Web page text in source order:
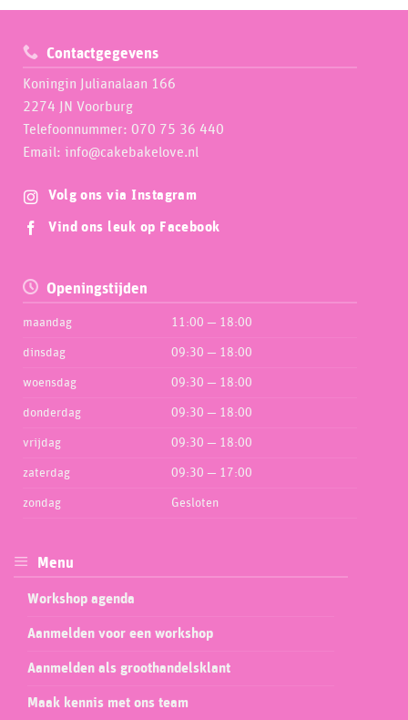
Contactgegevens
Koningin Julianalaan 166
2274 JN Voorburg
Telefoonnummer: 070 75 36 440
Email: info@cakebakelove.nl
Volg ons via Instagram
Vind ons leuk op Facebook
Openingstijden
maandag 11:00 — 18:00
dinsdag 09:30 — 18:00
woensdag 09:30 — 18:00
donderdag 09:30 — 18:00
vrijdag 09:30 — 18:00
zaterdag 09:30 — 17:00
zondag Gesloten
Menu
Workshop agenda
Aanmelden voor een workshop
Aanmelden als groothandelsklant
Maak kennis met ons team